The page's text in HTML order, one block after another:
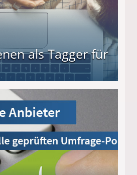
als Tagger für